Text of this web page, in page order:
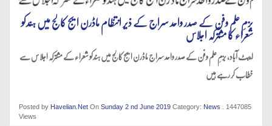
بزمِ علم وفن کے صدر واحد سراج کے ذیر انتظام ماڈرن ایج کالج میں ہندکو
شعراء کا مشترکہ اجلاس
ایبٹ آباد، بزمِ علم وفن کے صدر واحد سراج ماڈرن ایج کالج میں ہندکو شعراء کے مشترکہ اجلاس سے
خطاب کر رہے ہیں
Posted by Havelian.Net On Sunday 2 nd June 2019 Category: News . 1447085
Views